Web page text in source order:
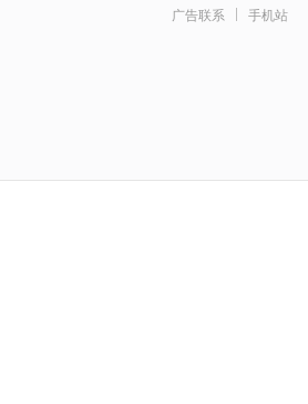
手机站
广告联系